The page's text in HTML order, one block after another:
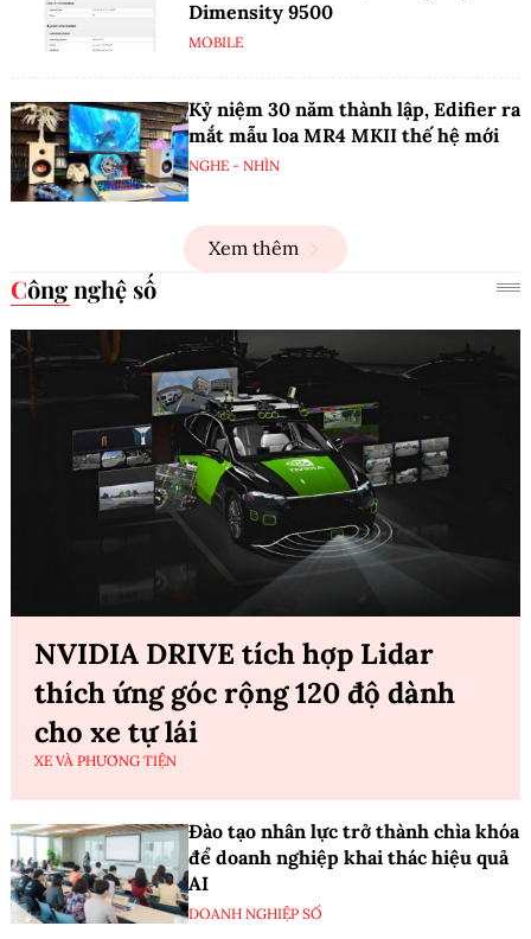
Dimensity 9500
MOBILE
Kỷ niệm 30 năm thành lập, Edifier ra
mắt mẫu loa MR4 MKII thế hệ mới
NGHE - NHÌN
Xem thêm
Công nghệ số
NVIDIA DRIVE tích hợp Lidar
thích ứng góc rộng 120 độ dành
cho xe tự lái
XE VÀ PHƯƠNG TIỆN
Đào tạo nhân lực trở thành chìa khóa
để doanh nghiệp khai thác hiệu quả
AI
DOANH NGHIỆP SỐ